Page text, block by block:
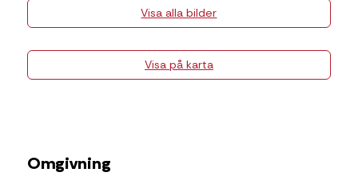
Visa alla bilder
Visa på karta
Omgivning